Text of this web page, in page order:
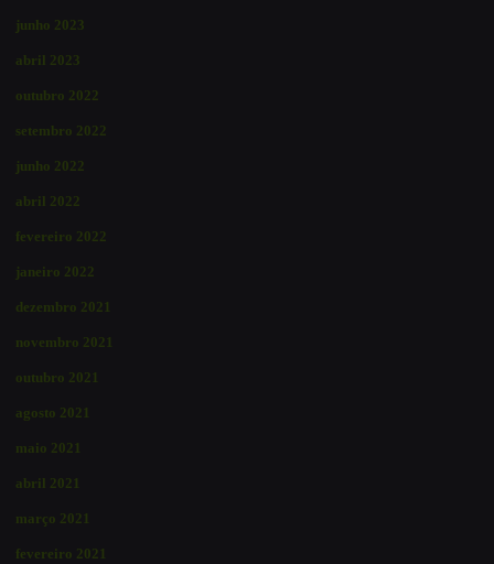
junho 2023
abril 2023
outubro 2022
setembro 2022
junho 2022
abril 2022
fevereiro 2022
janeiro 2022
dezembro 2021
novembro 2021
outubro 2021
agosto 2021
maio 2021
abril 2021
março 2021
fevereiro 2021